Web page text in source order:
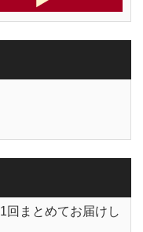
回まとめてお届けし